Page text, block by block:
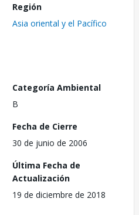
Región
Asia oriental y el Pacífico
Categoría Ambiental
B
Fecha de Cierre
30 de junio de 2006
Última Fecha de
Actualización
19 de diciembre de 2018